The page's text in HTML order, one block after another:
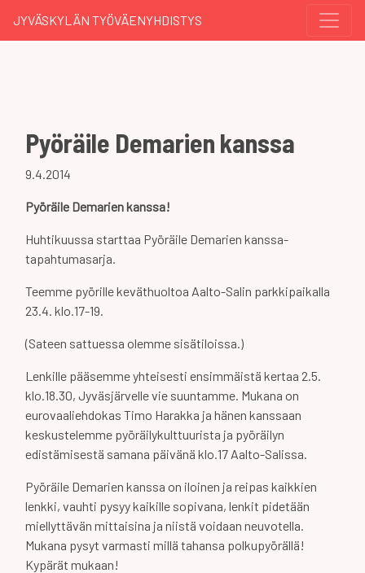
JYVÄSKYLÄN TYÖVÄENYHDISTYS
Pyöräile Demarien kanssa
9.4.2014
Pyöräile Demarien kanssa!
Huhtikuussa starttaa Pyöräile Demarien kanssa-
tapahtumasarja.
Teemme pyörille keväthuoltoa Aalto-Salin parkkipaikalla
23.4. klo.17-19.
(Sateen sattuessa olemme sisätiloissa.)
Lenkille pääsemme yhteisesti ensimmäistä kertaa 2.5.
klo.18.30, Jyväsjärvelle vie suuntamme. Mukana on
eurovaaliehdokas Timo Harakka ja hänen kanssaan
keskustelemme pyöräilykulttuurista ja pyöräilyn
edistämisestä samana päivänä klo.17 Aalto-Salissa.
Pyöräile Demarien kanssa on iloinen ja reipas kaikkien
lenkki, vauhti pysyy kaikille sopivana, lenkit pidetään
miellyttävän mittaisina ja niistä voidaan neuvotella.
Mukana pysyt varmasti millä tahansa polkupyörällä!
Kypärät mukaan!